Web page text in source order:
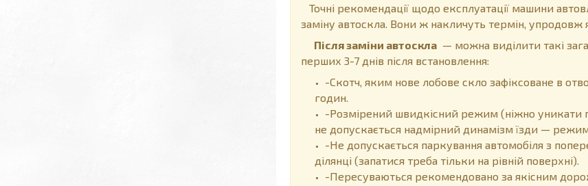
Точні рекомендації щодо експлуатації машини
заміну автоскла. Вони ж накличуть термін, упродовж
Після заміни автоскла — можна виділити такі
перших 3-7 днів після встановлення:
-Скотч, яким нове лобове скло зафіксоване в
годин.
-Розмірений швидкісний режим (ніжно уникати
не допускається надмірний динамізм їзди —
-Не допускається паркування автомобіля з
ділянці (запатися треба тільки на рівній поверхні).
-Пересуваються рекомендовано за якісним